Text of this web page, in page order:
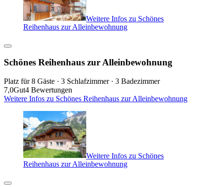
Weitere Infos zu Schönes
Reihenhaus zur Alleinbewohnung
Schönes Reihenhaus zur Alleinbewohnung
Platz für 8 Gäste · 3 Schlafzimmer · 3 Badezimmer
7,0Gut4 Bewertungen
Weitere Infos zu Schönes Reihenhaus zur Alleinbewohnung
Weitere Infos zu Schönes
Reihenhaus zur Alleinbewohnung